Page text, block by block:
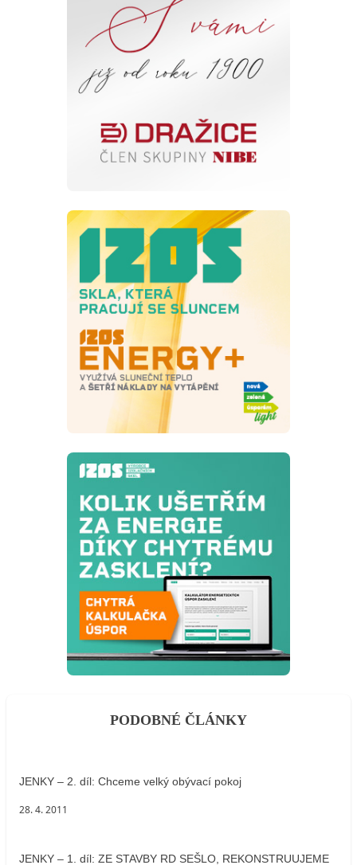
PODOBNÉ ČLÁNKY
JENKY – 2. díl: Chceme velký obývací pokoj
28. 4. 2011
JENKY – 1. díl: ZE STAVBY RD SEŠLO, REKONSTRUUJEME